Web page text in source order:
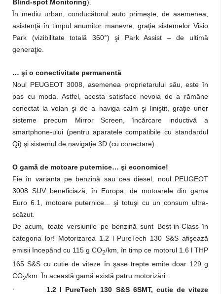
Blind-spot Monitoring).
În mediu urban, conducătorul auto primeşte, de asemenea,
asistenţă în timpul anumitor manevre, graţie sistemelor Visio
Park (vizibilitate totală 360°) şi Park Assist – de ultimă
generaţie.
… şi o conectivitate permanentă
Noul PEUGEOT 3008, asemenea proprietarului său, este în
pas cu moda. Astfel, acesta satisface nevoia de a rămâne
conectat la volan şi de a naviga calm şi liniştit, graţie unor
sisteme precum Mirror Screen, încărcare inductivă a
smartphone-ului (pentru aparatele compatibile cu standardul
Qi) şi sistemul de navigaţie 3D (cu conectare).
O gamă de motoare puternice… şi economice!
Fie în varianta pe benzină sau cea diesel, noul PEUGEOT
3008 SUV beneficiază, în Europa, de motoarele din gama
Euro 6.1, motoare puternice... şi totuşi cu un consum ultra-
scăzut.
De acum, toate versiunile pe benzină sunt Best-in-Class în
categoria lor! Motorizarea 1.2 l PureTech 130 S&S afişează
emisii începând cu 115 g CO2/km, în timp ce motorul 1.6 l THP
165 S&S cu cutie de viteze în şase trepte emite doar 129 g
CO2/km. În această gamă există patru motorizări:
·
1.2 l PureTech 130 S&S 6SMT, cutie de viteze